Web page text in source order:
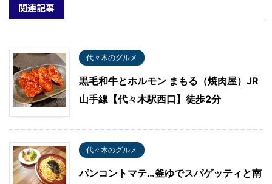
関連記事
代々木のグルメ
黒毛和牛とホルモン まもる（焼肉屋）JR
山手線【代々木駅西口】徒歩2分
代々木のグルメ
パンコントマテ…釜ゆでスパゲッティと南